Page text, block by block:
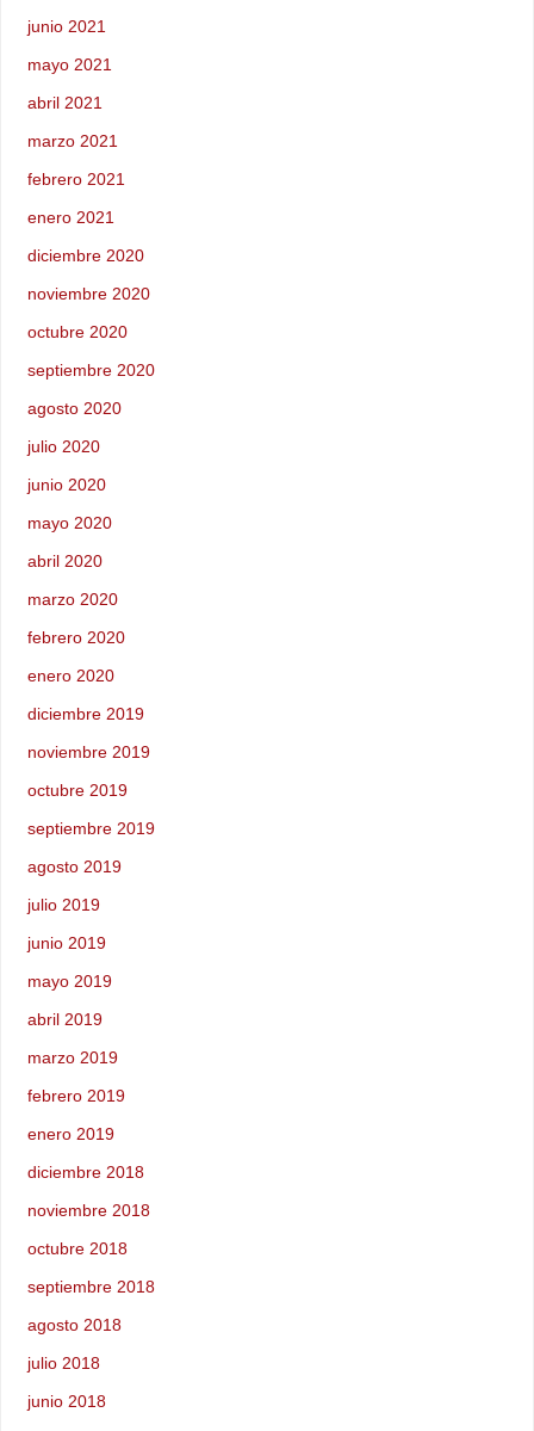
junio 2021
mayo 2021
abril 2021
marzo 2021
febrero 2021
enero 2021
diciembre 2020
noviembre 2020
octubre 2020
septiembre 2020
agosto 2020
julio 2020
junio 2020
mayo 2020
abril 2020
marzo 2020
febrero 2020
enero 2020
diciembre 2019
noviembre 2019
octubre 2019
septiembre 2019
agosto 2019
julio 2019
junio 2019
mayo 2019
abril 2019
marzo 2019
febrero 2019
enero 2019
diciembre 2018
noviembre 2018
octubre 2018
septiembre 2018
agosto 2018
julio 2018
junio 2018